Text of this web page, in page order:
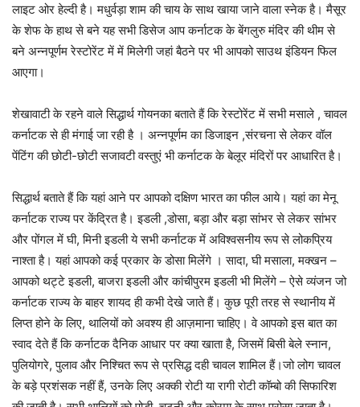
लाइट ओर हेल्दी है। मधुर्वड़ा शाम की चाय के साथ खाया जाने वाला स्नेक है। मैसूर
के शेफ के हाथ से बने यह सभी डिसेज आप कर्नाटक के बेंगलुरु मंदिर की थीम से
बने अन्नपूर्णम रेस्टोरेंट में में मिलेगी जहां बैठने पर भी आपको साउथ इंडियन फिल
आएगा।
शेखावाटी के रहने वाले सिद्धार्थ गोयनका बताते हैं कि रेस्टोरेंट में सभी मसाले , चावल
कर्नाटक से ही मंगाई जा रही है । अन्नपूर्णम का डिजाइन ,संरचना से लेकर वॉल
पेंटिंग की छोटी-छोटी सजावटी वस्तुएं भी कर्नाटक के बेलूर मंदिरों पर आधारित है।
सिद्धार्थ बताते हैं कि यहां आने पर आपको दक्षिण भारत का फील आये। यहां का मेनू
कर्नाटक राज्य पर केंद्रित है। इडली ,डोसा, बड़ा और बड़ा सांभर से लेकर सांभर
और पोंगल में घी, मिनी इडली ये सभी कर्नाटक में अविश्वसनीय रूप से लोकप्रिय
नाश्ता है। यहां आपको कई प्रकार के डोसा मिलेंगे । सादा, घी मसाला, मक्खन –
आपको थट्टे इडली, बाजरा इडली और कांचीपुरम इडली भी मिलेंगे – ऐसे व्यंजन जो
कर्नाटक राज्य के बाहर शायद ही कभी देखे जाते हैं। कुछ पूरी तरह से स्थानीय में
लिप्त होने के लिए, थालियों को अवश्य ही आज़माना चाहिए। वे आपको इस बात का
स्वाद देते हैं कि कर्नाटक दैनिक आधार पर क्या खाता है, जिसमें बिसी बेले स्नान,
पुलियोगरे, पुलाव और निश्चित रूप से प्रसिद्ध दही चावल शामिल हैं।जो लोग चावल
के बड़े प्रशंसक नहीं हैं, उनके लिए अक्की रोटी या रागी रोटी कॉम्बो की सिफारिश